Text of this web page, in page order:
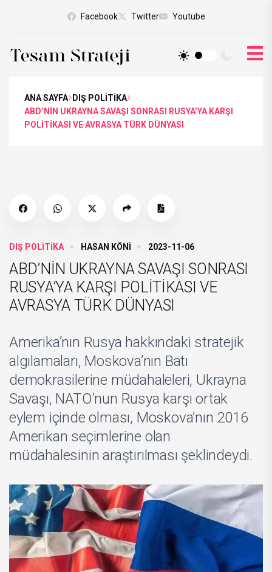
Facebook Twitter Youtube
ANA SAYFA
DIŞ POLİTİKA
ABD’NİN UKRAYNA SAVAŞI SONRASI RUSYA’YA KARŞI
POLİTİKASI VE AVRASYA TÜRK DÜNYASI
DIŞ POLİTİKA HASAN KÖNİ 2023-11-06
ABD’NİN UKRAYNA SAVAŞI SONRASI
RUSYA’YA KARŞI POLİTİKASI VE
AVRASYA TÜRK DÜNYASI
Amerika’nın Rusya hakkındaki stratejik
algılamaları, Moskova’nın Batı
demokrasilerine müdahaleleri, Ukrayna
Savaşı, NATO’nun Rusya karşı ortak
eylem içinde olması, Moskova’nın 2016
Amerikan seçimlerine olan
müdahalesinin araştırılması şeklindeydi.